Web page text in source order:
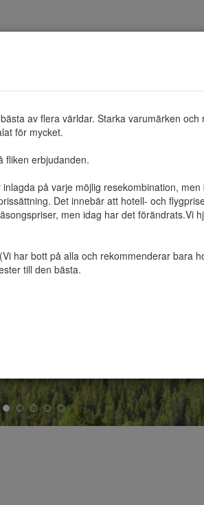
av flera världar. Starka varumärken
för mycket.
fliken erbjudanden.
på varje möjlig resekombination,
Det innebär att hotell- och
men idag har det förändrats.Vi
har bott på alla och rekommenderar bara
till den bästa.